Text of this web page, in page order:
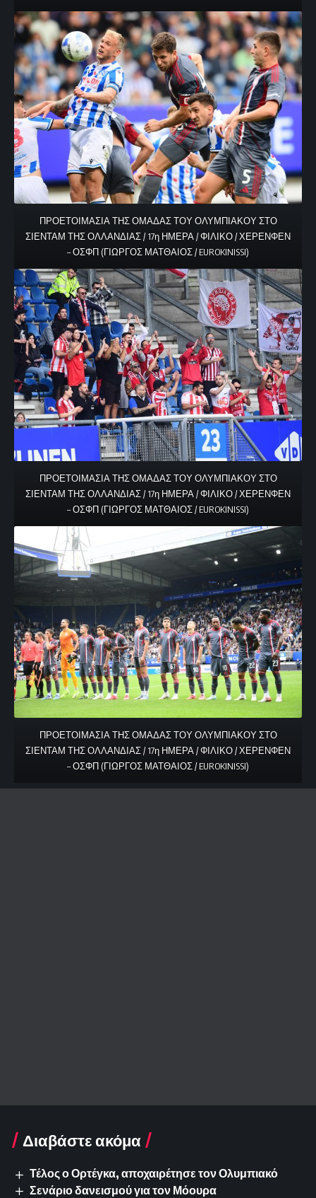
ΠΡΟΕΤΟΙΜΑΣΙΑ ΤΗΣ ΟΜΑΔΑΣ ΤΟΥ ΟΛΥΜΠΙΑΚΟΥ ΣΤΟ
ΣΙΕΝΤΑΜ ΤΗΣ ΟΛΛΑΝΔΙΑΣ / 17η ΗΜΕΡΑ / ΦΙΛΙΚΟ / ΧΕΡΕΝΦΕΝ
– ΟΣΦΠ (ΓΙΩΡΓΟΣ ΜΑΤΘΑΙΟΣ / EUROKINISSI)
ΠΡΟΕΤΟΙΜΑΣΙΑ ΤΗΣ ΟΜΑΔΑΣ ΤΟΥ ΟΛΥΜΠΙΑΚΟΥ ΣΤΟ
ΣΙΕΝΤΑΜ ΤΗΣ ΟΛΛΑΝΔΙΑΣ / 17η ΗΜΕΡΑ / ΦΙΛΙΚΟ / ΧΕΡΕΝΦΕΝ
– ΟΣΦΠ (ΓΙΩΡΓΟΣ ΜΑΤΘΑΙΟΣ / EUROKINISSI)
ΠΡΟΕΤΟΙΜΑΣΙΑ ΤΗΣ ΟΜΑΔΑΣ ΤΟΥ ΟΛΥΜΠΙΑΚΟΥ ΣΤΟ
ΣΙΕΝΤΑΜ ΤΗΣ ΟΛΛΑΝΔΙΑΣ / 17η ΗΜΕΡΑ / ΦΙΛΙΚΟ / ΧΕΡΕΝΦΕΝ
– ΟΣΦΠ (ΓΙΩΡΓΟΣ ΜΑΤΘΑΙΟΣ / EUROKINISSI)
Διαβάστε ακόμα
Τέλος ο Ορτέγκα, αποχαιρέτησε τον Ολυμπιακό
Σενάριο δανεισμού για τον Μόουρα